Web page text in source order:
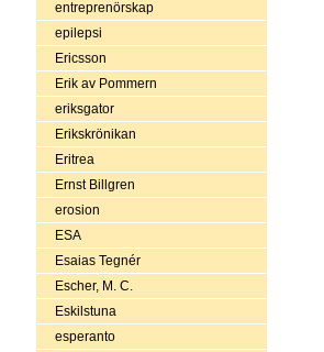
entreprenörskap
epilepsi
Ericsson
Erik av Pommern
eriksgator
Erikskrönikan
Eritrea
Ernst Billgren
erosion
ESA
Esaias Tegnér
Escher, M. C.
Eskilstuna
esperanto